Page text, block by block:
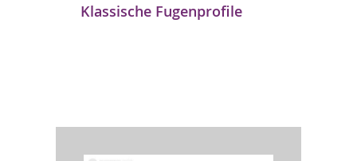
Klassische Fugenprofile